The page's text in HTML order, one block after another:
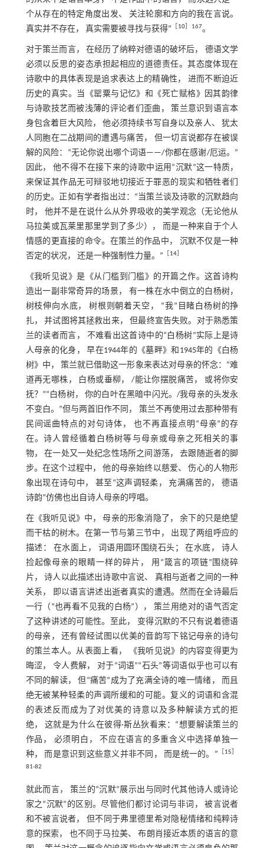
个从存在的特定角度出发、 关注轮廓和方向的我在言说。
真实并不存在， 真实需要被寻找与获得”
10］167。
对于策兰而言， 在经历了纳粹对德语的破坏后， 德语文学
必须以反思的姿态承担起相应的道德责任。其态度体现在
诗歌中的具体表现是追求表达上的精确性， 进而不断迫近
历史的真实。当《罂粟与记忆》和《死亡赋格》因其韵律
与诗歌技艺而被浅薄的评论者们歪曲， 策兰意识到语言本
身包含着巨大风险， 他必须持续书写自身以及亲人、 犹太
人同胞在二战期间的遭遇与痛苦， 但一切言说都存在被误
解的风险：“无论你说出哪个词语——/你都在感谢/厄运。”
因此， 他不得不在接下来的诗歌中运用“沉默”这一特质，
来保证其作品无可辩驳地切接近于罪恶的现实和牺牲者们
的历史。正如有学者指出过：“当策兰谈及诗歌的沉默趋向
时， 他并不是在说什么从外界吸收的美学观念（无论他从
马拉美或瓦莱里那里学到了多少）， 而是一种来自于个人
情感的更直接的命令。在策兰的作品中， 沉默不仅是一种
否定的状况， 还是一种强制性力量。”
14］
《我听见说》是《从门槛到门槛》的开篇之作。这首诗构
造出一副非常奇异的场景， 有一株在水中倒立的白杨树，
树枝伸向水底， 树根则朝着天空， “我”目睹白杨树的挣
扎， 并试图将其拯救出来， 但最终宣告失败。对于熟悉策
兰的读者而言， 不难看出这首诗中的“白杨树”实际上是诗
人母亲的化身， 早在1944年的《墓畔》和1945年的《白杨
树》中， 策兰就已借助这一形象来表达对母亲的怀念：“难
道再无哪株， 白杨或垂柳， /能让你摆脱痛苦， 或将你安
抚？”“白杨树， 你的白叶在黑暗中闪光。/我母亲的头发永
不变白。”但与两首旧作不同， 策兰不再使用过去那种带有
民间谣曲特点的对句诗体， 也不再直接点明“母亲”的存
在。诗人曾经循着白杨树等与母亲或母亲之死相关的事
物， 在一处又一处纪念性场所之间游荡， 去跟随逝者的脚
步。在这个过程中， 他的母亲始终以慈爱、 伤心的人物形
象出现在诗句中， 甚至“这声调轻柔， 充满痛苦的， 德语
诗韵”仿佛也出自诗人母亲的哼唱。
在《我听见说》中， 母亲的形象消隐了， 余下的只是绝望
而干枯的树木。在第一节与第三节中， 出现了两组呼应的
描述： 在水面上， 词语用圆环围绕石头； 在水底， 诗人
捡起像母亲的眼睛一样的碎片， 用“箴言的项链”围绕碎
片， 诗人以此描述出诗歌中言说、 真相与逝者之间的一种
关系， 即以语言讲述出逝者真实的遭遇。然而在全诗最后
一行（“也再看不见我的白杨”）， 策兰用绝对的语气否定
了这种讲述的可能性。至此， 变得沉默的不只有说着德语
的母亲， 还有曾经试图以优美的音韵写下铭记母亲的诗句
的策兰本人。从表面上看， 《我听见说》的内容变得更为
晦涩， 令人费解， 对于“词语”“石头”等词语似乎也可以有
不同的解读， 但“痛苦”成为了充满全诗的唯一情绪， 而且
绝无被某种轻柔的声调所缓和的可能。复义的词语和含混
的表述反而成为了对优美的诗意以及多种解读方式的拒
绝， 这就是为什么在彼得·斯丛狄看来：“想要解读策兰的
作品， 必须明白， 不应在语言的多重含义中选择单独一
种， 而是意识到这些意义并非不同， 而是统一的。”
15
81-82
就此而言， 策兰的“沉默”展示出与同时代其他诗人或诗论
家之“沉默”的区别。尽管他们都讨论词与非词， 被言说者
和不被言说者， 但不同于弗里德里希对隐秘情绪和纯粹诗
意的探索， 也不同于马拉美、 布朗肖接近本质的语言的意